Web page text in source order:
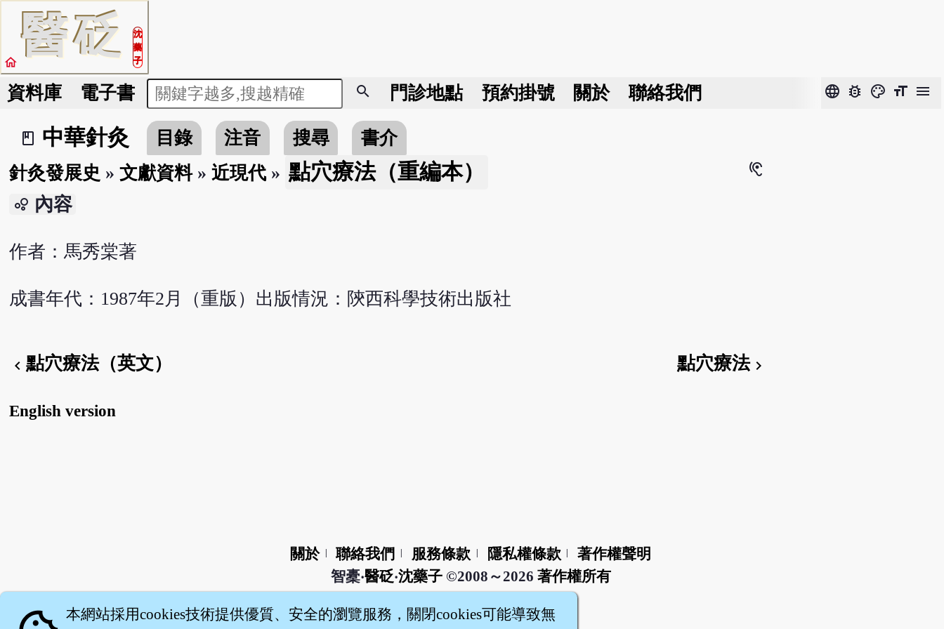
醫砭
沈
藥
子
home
資料庫 電子書 search 門診地點 預約掛號 關於 聯絡我們 language bug_report color_lens format_size menu
book_2
中華針灸 目錄 注音 搜尋
書介
針灸發展史 » 文獻資料» 近現代» 點穴療法（重編本） hearing
bubble_chart 內容
作者：馬秀棠著
成書年代：1987年2月（重版）出版情況：陝西科學技術出版社
chevron_left 點穴療法（英文） 點穴療法chevron_right
English version
關於 聯絡我們 服務條款 隱私權條款
著作權聲明
智橐‧醫砭‧沈藥子©2008～2026 著作權所有
本網站採用cookies技術提供優質、安全的瀏覽服務，關閉cookies可能導致無